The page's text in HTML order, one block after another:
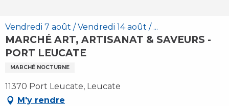
Vendredi 7 août / Vendredi 14 août / ...
MARCHÉ ART, ARTISANAT & SAVEURS -
PORT LEUCATE
MARCHÉ NOCTURNE
11370 Port Leucate, Leucate
M'y rendre